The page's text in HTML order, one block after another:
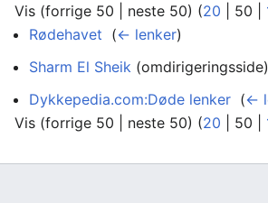
Vis (forrige 50 neste 50) (20 50
Rødehavet (← lenker)
Sharm El Sheik (omdirigeringsside) ‎
Dykkepedia.com:Døde lenker (←
Vis (forrige 50 neste 50) (20 50